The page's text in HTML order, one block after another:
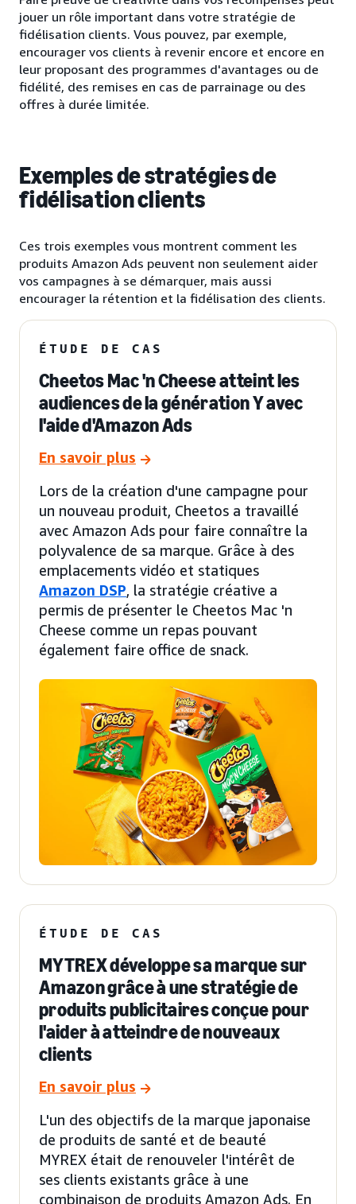
jouer un rôle important dans votre stratégie de
fidélisation clients. Vous pouvez, par exemple,
encourager vos clients à revenir encore et encore en
leur proposant des programmes d'avantages ou de
fidélité, des remises en cas de parrainage ou des
offres à durée limitée.
Exemples de stratégies de
fidélisation clients
Ces trois exemples vous montrent comment les
produits Amazon Ads peuvent non seulement aider
vos campagnes à se démarquer, mais aussi
encourager la rétention et la fidélisation des clients.
ÉTUDE DE CAS
Cheetos Mac 'n Cheese atteint les
audiences de la génération Y avec
l'aide d'Amazon Ads
En savoir plus
Lors de la création d'une campagne pour
un nouveau produit, Cheetos a travaillé
avec Amazon Ads pour faire connaître la
polyvalence de sa marque. Grâce à des
emplacements vidéo et statiques
Amazon DSP, la stratégie créative a
permis de présenter le Cheetos Mac 'n
Cheese comme un repas pouvant
également faire office de snack.
ÉTUDE DE CAS
MYTREX développe sa marque sur
Amazon grâce à une stratégie de
produits publicitaires conçue pour
l'aider à atteindre de nouveaux
clients
En savoir plus
L'un des objectifs de la marque japonaise
de produits de santé et de beauté
MYREX était de renouveler l'intérêt de
ses clients existants grâce à une
combinaison de produits Amazon Ads. En